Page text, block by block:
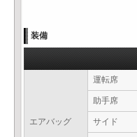
装備
エアバッグ
運転席
助手席
サイド